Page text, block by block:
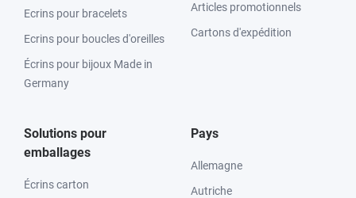
Ecrins pour bracelets
Ecrins pour boucles d'oreilles
Écrins pour bijoux Made in
Germany
Articles promotionnels
Cartons d'expédition
Solutions pour
emballages
Écrins carton
Pays
Allemagne
Autriche